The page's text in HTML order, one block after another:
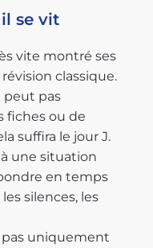
il se vit
vite montré ses
classique.
peut pas
fiches ou de
suffira le jour J.
une situation
en temps
silences, les
pas uniquement